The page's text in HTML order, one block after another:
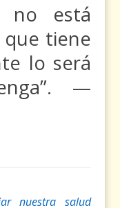
no está
que tiene
lo será
—
nuestra salud